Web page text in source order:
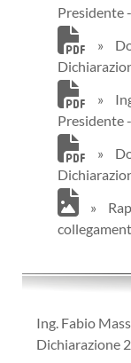
Presidente
»
»
Presidente
»
»
Ing. Fabio
Dichiarazione